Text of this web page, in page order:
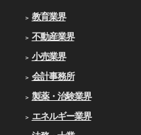
教育業界
不動産業界
小売業界
会計事務所
製薬・治験業界
エネルギー業界